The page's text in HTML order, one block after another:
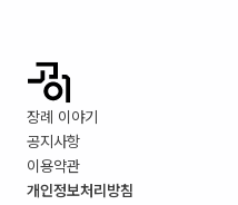
장례 이야기
공지사항
이용약관
개인정보처리방침